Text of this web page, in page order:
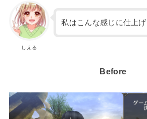
しえる
私はこんな感じに仕上
Before